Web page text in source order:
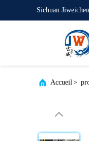
Sichuan
Accueil>